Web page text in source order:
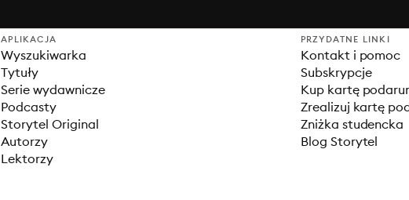
APLIKACJA
Wyszukiwarka
Tytuły
Serie wydawnicze
Podcasty
Storytel Original
Autorzy
Lektorzy
PRZYDATNE LINKI
Kontakt i pomoc
Subskrypcje
Kup kartę
Zrealizuj kartę
Zniżka studencka
Blog Storytel